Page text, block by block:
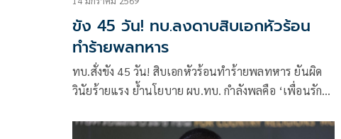
ขัง 45 วัน! ทบ.ลงดาบสิบเอกหัวร้อน
ทำร้ายพลทหาร
ทบ.สั่งขัง 45 วัน! สิบเอกหัวร้อนทำร้ายพลทหาร ยันผิด
วินัยร้ายแรง ย้ำนโยบาย ผบ.ทบ. กำลังพลคือ ‘เพื่อนรัก